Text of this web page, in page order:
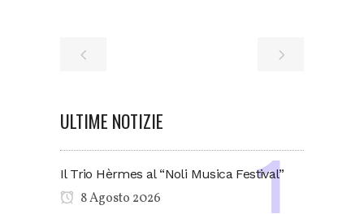
ULTIME NOTIZIE
Il Trio Hèrmes al “Noli Musica Festival”
8 Agosto 2026